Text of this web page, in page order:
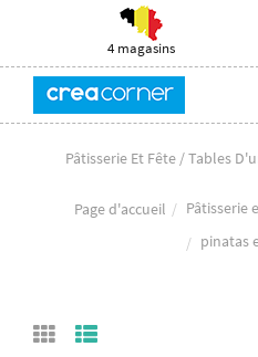
4 magasins
Pâtisserie Et Fête / Tables
Page d'accueil Pâtisserie
pinatas